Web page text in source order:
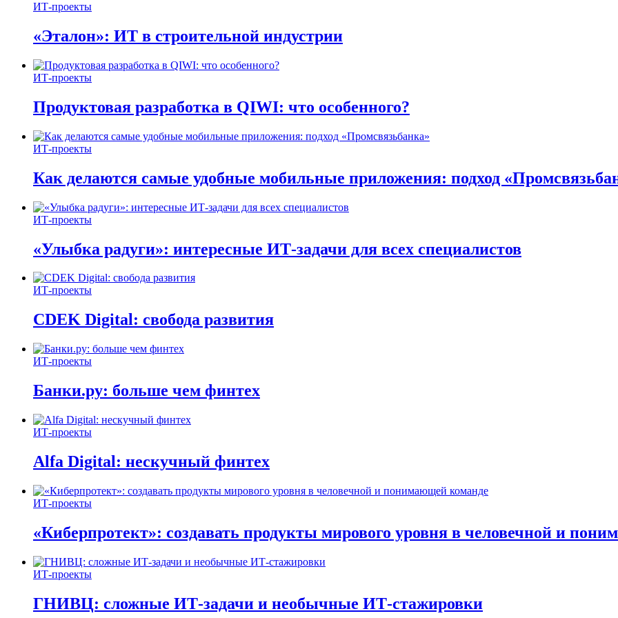
ИТ-проекты
«Эталон»: ИТ в строительной индустрии
ИТ-проекты
Продуктовая разработка в QIWI: что особенного?
ИТ-проекты
Как делаются самые удобные мобильные приложения: подход
ИТ-проекты
«Улыбка радуги»: интересные ИТ-задачи для всех специалистов
ИТ-проекты
CDEK Digital: свобода развития
ИТ-проекты
Банки.ру: больше чем финтех
ИТ-проекты
Alfa Digital: нескучный финтех
ИТ-проекты
«Киберпротект»: создавать продукты мирового уровня в человечной и
ИТ-проекты
ГНИВЦ: сложные ИТ‑задачи и необычные ИТ‑стажировки